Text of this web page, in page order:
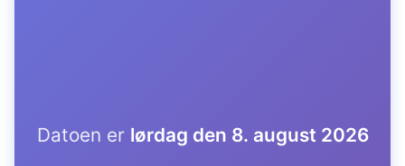
Datoen er lørdag den 8. august 2026